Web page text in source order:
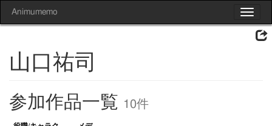
Toggle
Animumemo
山口祐司
参加作品一覧 10件